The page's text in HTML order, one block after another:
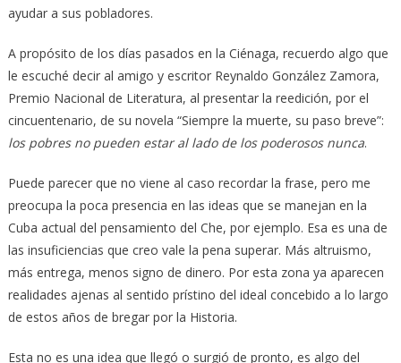
ayudar a sus pobladores.
A propósito de los días pasados en la Ciénaga, recuerdo algo que
le escuché decir al amigo y escritor Reynaldo González Zamora,
Premio Nacional de Literatura, al presentar la reedición, por el
cincuentenario, de su novela “Siempre la muerte, su paso breve”:
los pobres no pueden estar al lado de los poderosos nunca.
Puede parecer que no viene al caso recordar la frase, pero me
preocupa la poca presencia en las ideas que se manejan en la
Cuba actual del pensamiento del Che, por ejemplo. Esa es una de
las insuficiencias que creo vale la pena superar. Más altruismo,
más entrega, menos signo de dinero. Por esta zona ya aparecen
realidades ajenas al sentido prístino del ideal concebido a lo largo
de estos años de bregar por la Historia.
Esta no es una idea que llegó o surgió de pronto, es algo del